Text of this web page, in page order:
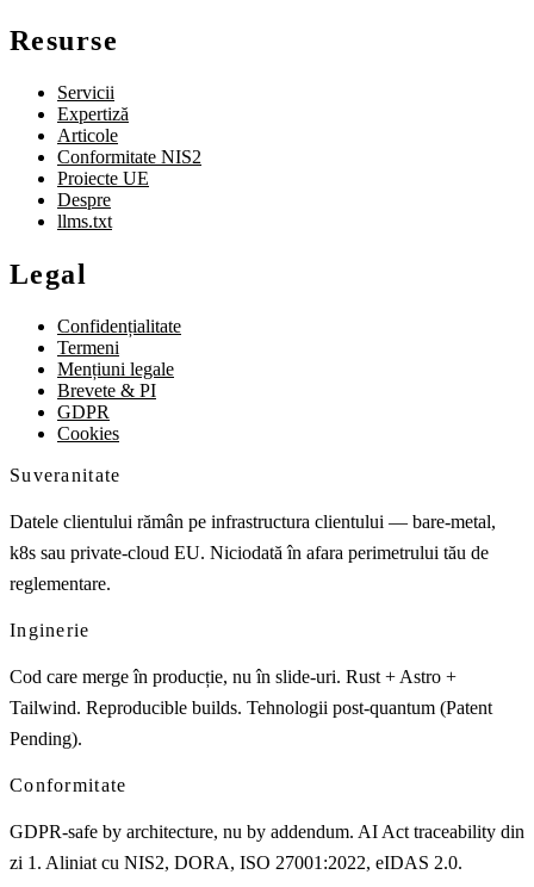
Resurse
Servicii
Expertiză
Articole
Conformitate NIS2
Proiecte UE
Despre
llms.txt
Legal
Confidențialitate
Termeni
Mențiuni legale
Brevete & PI
GDPR
Cookies
Suveranitate
Datele clientului rămân pe infrastructura clientului — bare-metal,
k8s sau private-cloud EU. Niciodată în afara perimetrului tău de
reglementare.
Inginerie
Cod care merge în producție, nu în slide-uri. Rust + Astro +
Tailwind. Reproducible builds. Tehnologii post-quantum (Patent
Pending).
Conformitate
GDPR-safe by architecture, nu by addendum. AI Act traceability din
zi 1. Aliniat cu NIS2, DORA, ISO 27001:2022, eIDAS 2.0.